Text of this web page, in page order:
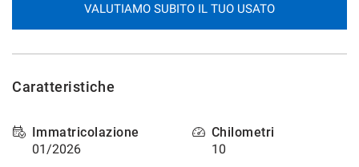
VALUTIAMO SUBITO IL TUO USATO
Caratteristiche
Immatricolazione
01/2026
Chilometri
10
strumenti
rimanda
cookie
policy.
Puoi